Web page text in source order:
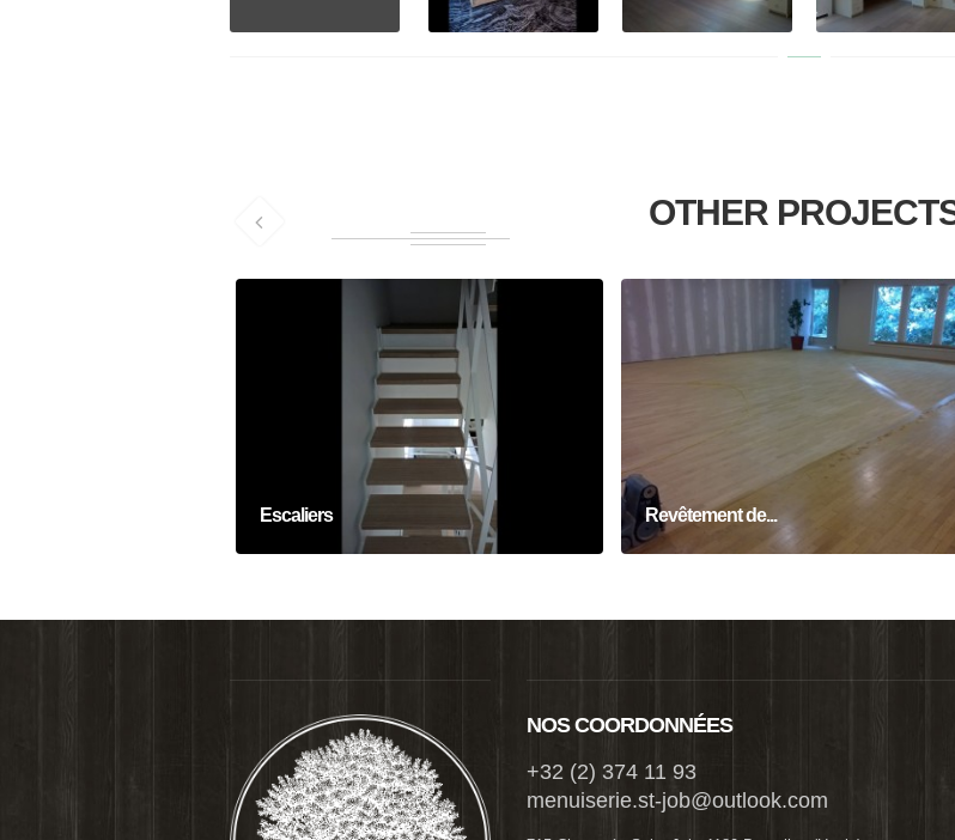
OTHER
Escaliers
Intérieur
Escaliers
Revêtement de sols
Revêtement de...
NOS COORDONNÉES
+32 (2) 374 11 93
menuiserie.st-job@outlook.com